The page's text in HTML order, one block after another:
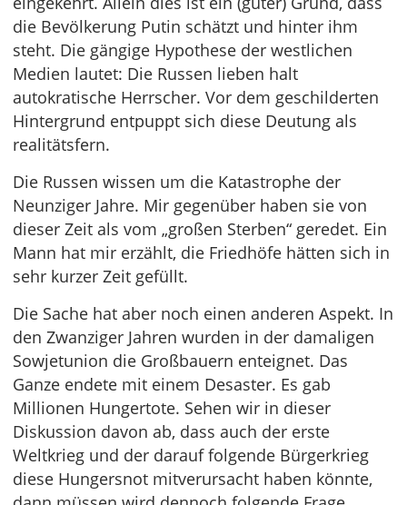
die Bevölkerung Putin schätzt und hinter ihm
steht. Die gängige Hypothese der westlichen
Medien lautet: Die Russen lieben halt
autokratische Herrscher. Vor dem geschilderten
Hintergrund entpuppt sich diese Deutung als
realitätsfern.
Die Russen wissen um die Katastrophe der
Neunziger Jahre. Mir gegenüber haben sie von
dieser Zeit als vom „großen Sterben“ geredet. Ein
Mann hat mir erzählt, die Friedhöfe hätten sich in
sehr kurzer Zeit gefüllt.
Die Sache hat aber noch einen anderen Aspekt. In
den Zwanziger Jahren wurden in der damaligen
Sowjetunion die Großbauern enteignet. Das
Ganze endete mit einem Desaster. Es gab
Millionen Hungertote. Sehen wir in dieser
Diskussion davon ab, dass auch der erste
Weltkrieg und der darauf folgende Bürgerkrieg
diese Hungersnot mitverursacht haben könnte,